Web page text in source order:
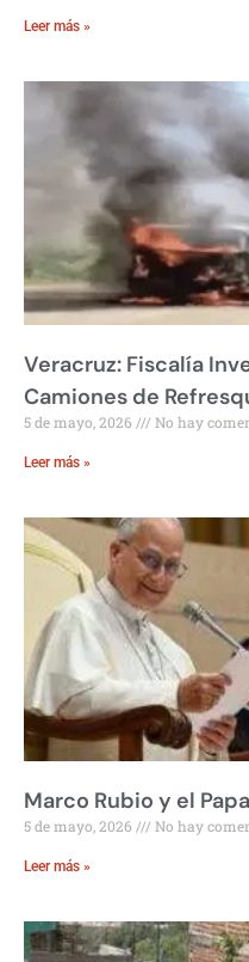
Leer más »
Veracruz: Fiscalía
Camiones de
5 de mayo, 2026 No hay
Leer más »
Marco Rubio y el
5 de mayo, 2026 No hay
Leer más »